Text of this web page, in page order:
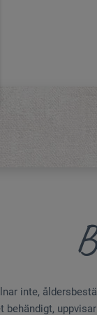
inte,
behändigt,